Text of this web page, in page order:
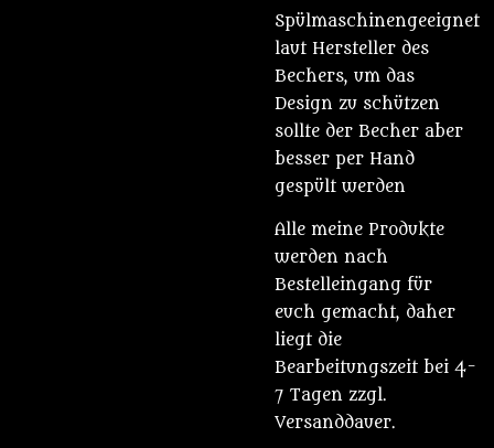
Spülmaschinengeeignet
laut Hersteller des
Bechers, um das
Design zu schützen
sollte der Becher aber
besser per Hand
gespült werden
Alle meine Produkte
werden nach
Bestelleingang für
euch gemacht, daher
liegt die
Bearbeitungszeit bei 4-
7 Tagen zzgl.
Versanddauer.